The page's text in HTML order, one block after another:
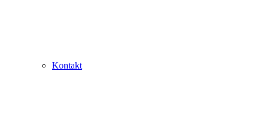
Kontakt